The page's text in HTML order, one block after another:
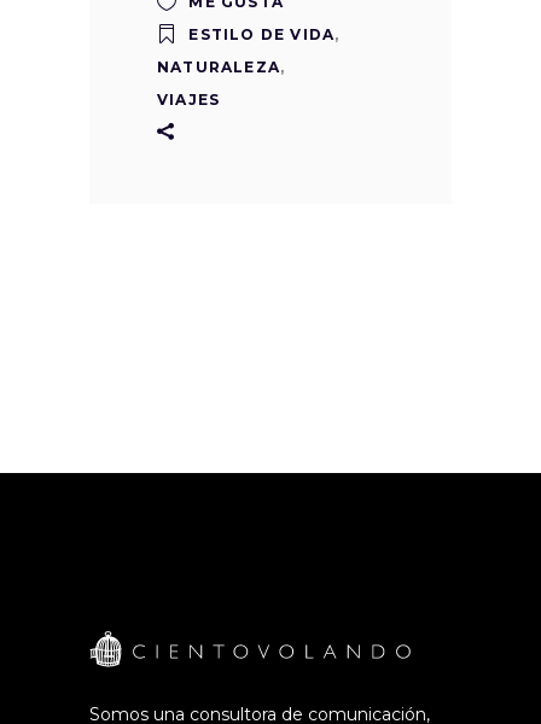
ESTILO DE VIDA,
NATURALEZA,
VIAJES
Somos una consultora de comunicación,